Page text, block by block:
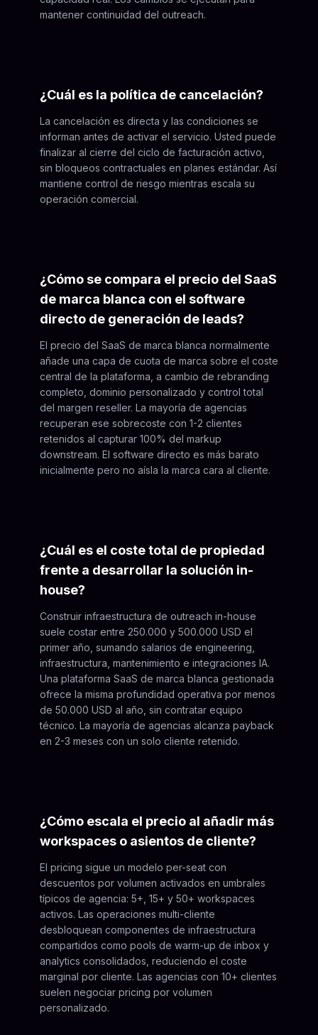
mantener continuidad del outreach.
¿Cuál es la política de cancelación?
La cancelación es directa y las condiciones se
informan antes de activar el servicio. Usted puede
finalizar al cierre del ciclo de facturación activo,
sin bloqueos contractuales en planes estándar. Así
mantiene control de riesgo mientras escala su
operación comercial.
¿Cómo se compara el precio del SaaS
de marca blanca con el software
directo de generación de leads?
El precio del SaaS de marca blanca normalmente
añade una capa de cuota de marca sobre el coste
central de la plataforma, a cambio de rebranding
completo, dominio personalizado y control total
del margen reseller. La mayoría de agencias
recuperan ese sobrecoste con 1-2 clientes
retenidos al capturar 100% del markup
downstream. El software directo es más barato
inicialmente pero no aísla la marca cara al cliente.
¿Cuál es el coste total de propiedad
frente a desarrollar la solución in-
house?
Construir infraestructura de outreach in-house
suele costar entre 250.000 y 500.000 USD el
primer año, sumando salarios de engineering,
infraestructura, mantenimiento e integraciones IA.
Una plataforma SaaS de marca blanca gestionada
ofrece la misma profundidad operativa por menos
de 50.000 USD al año, sin contratar equipo
técnico. La mayoría de agencias alcanza payback
en 2-3 meses con un solo cliente retenido.
¿Cómo escala el precio al añadir más
workspaces o asientos de cliente?
El pricing sigue un modelo per-seat con
descuentos por volumen activados en umbrales
típicos de agencia: 5+, 15+ y 50+ workspaces
activos. Las operaciones multi-cliente
desbloquean componentes de infraestructura
compartidos como pools de warm-up de inbox y
analytics consolidados, reduciendo el coste
marginal por cliente. Las agencias con 10+ clientes
suelen negociar pricing por volumen
personalizado.